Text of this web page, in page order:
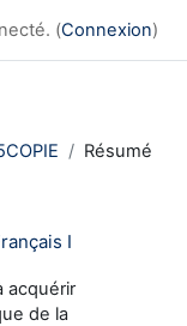
(Connexion)
Résumé
I
acquérir
de la